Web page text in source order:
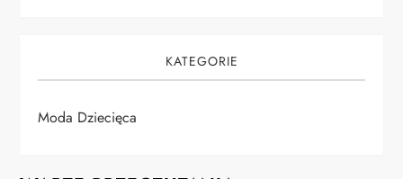
KATEGORIE
Moda Dziecięca